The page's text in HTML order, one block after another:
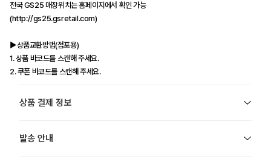
전국 GS25 매장위치는 홈페이지에서 확인 가능
(http://gs25.gsretail.com)
▶상품교환방법(점포용)
1. 상품 바코드를 스캔해 주세요.
2. 쿠폰 바코드를 스캔해 주세요.
상품 결제 정보
발송 안내